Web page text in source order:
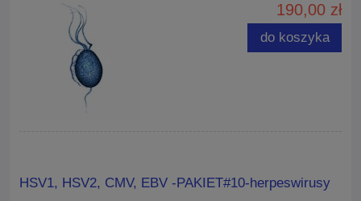
190,00 zł
do koszyka
HSV1, HSV2, CMV, EBV -PAKIET#10-herpeswirusy